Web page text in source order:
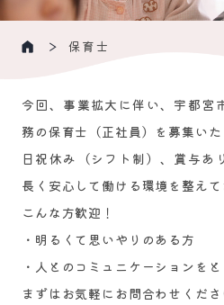
保育士
今回、事業拡大に伴い、宇都宮
務の保育士（正社員）を募集いた
日祝休み（シフト制）、賞与あ
長く安心して働ける環境を整えて
こんな方歓迎！
・明るくて思いやりのある方
・人とのコミュニケーションを
まずはお気軽にお問合わせくださ